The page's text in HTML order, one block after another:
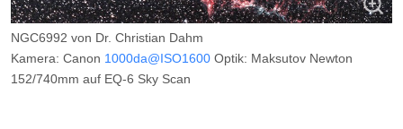
NGC6992 von Dr. Christian Dahm
Kamera: Canon 1000da@ISO1600 Optik: Maksutov Newton
152/740mm auf EQ-6 Sky Scan